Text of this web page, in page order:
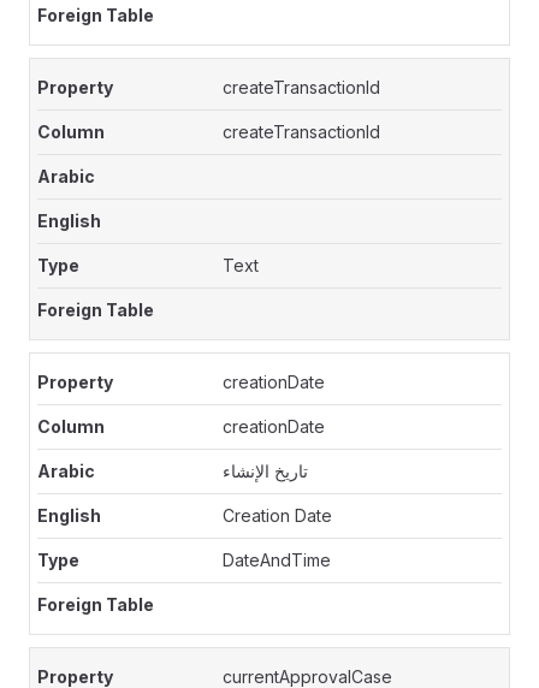
createTransactionId
createTransactionId
Text
creationDate
creationDate
تاريخ الإنشاء
Creation Date
DateAndTime
currentApprovalCase